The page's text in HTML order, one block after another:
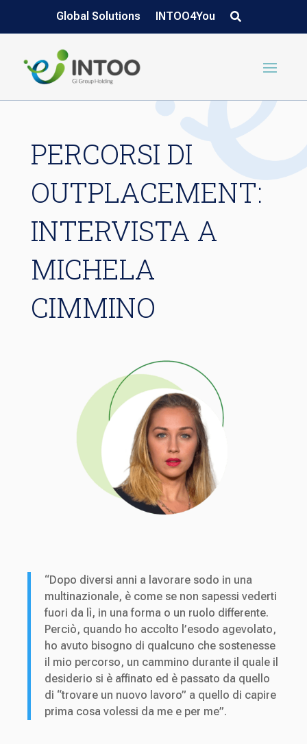
Global Solutions INTOO4You
PERCORSI DI
OUTPLACEMENT:
INTERVISTA A
MICHELA
CIMMINO
“Dopo diversi anni a lavorare sodo in una
multinazionale, è come se non sapessi vederti
fuori da lì, in una forma o un ruolo differente.
Perciò, quando ho accolto l’esodo agevolato,
ho avuto bisogno di qualcuno che sostenesse
il mio percorso, un cammino durante il quale il
desiderio si è affinato ed è passato da quello
di “trovare un nuovo lavoro” a quello di capire
prima cosa volessi da me e per me”.